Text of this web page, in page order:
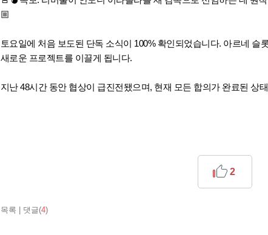
🏼
토요일에 처음 보도된 단독 소식이 100% 확인되었습니다. 아르네 슬
새로운 프로젝트를 이끌게 됩니다.
지난 48시간 동안 협상이 급진전됐으며, 현재 모든 합의가 완료된 상
목록 댓글(4)
2